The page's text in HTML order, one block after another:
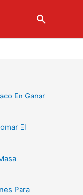
Buscar
En Ganar
El
Para